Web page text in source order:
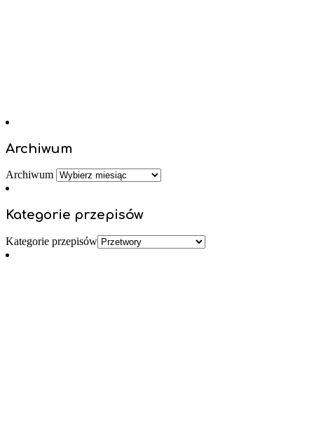
Archiwum
Archiwum
Kategorie przepisów
Kategorie przepisów